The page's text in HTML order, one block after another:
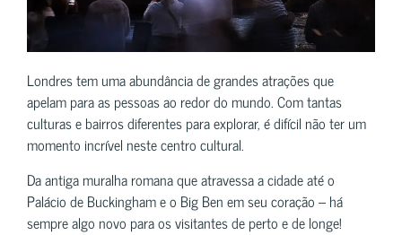
Londres tem uma abundância de grandes atrações que
apelam para as pessoas ao redor do mundo. Com tantas
culturas e bairros diferentes para explorar, é difícil não ter um
momento incrível neste centro cultural.
Da antiga muralha romana que atravessa a cidade até o
Palácio de Buckingham e o Big Ben em seu coração – há
sempre algo novo para os visitantes de perto e de longe!